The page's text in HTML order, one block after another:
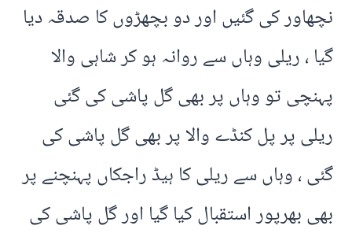
نچھاور کی گئیں اور دو بچھڑوں کا صدقہ دیا
گیا ، ریلی وہاں سے روانہ ہو کر شاہی والا
پہنچی تو وہاں پر بھی گل پاشی کی گئی
ریلی پر پل کنڈے والا پر بھی گل پاشی کی
گئی ، وہاں سے ریلی کا ہیڈ راجکاں پہنچنے پر
بھی بھرپور استقبال کیا گیا اور گل پاشی کی